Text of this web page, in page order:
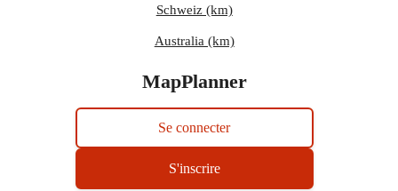
Schweiz (km)
Australia (km)
MapPlanner
Se connecter
S'inscrire